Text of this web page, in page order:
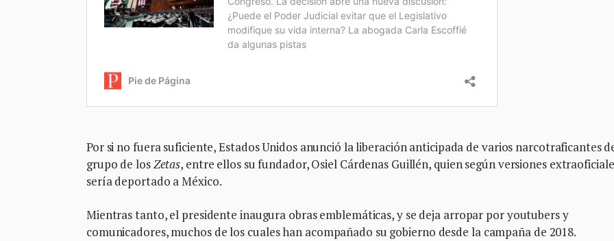
Por si no fuera suficiente, Estados Unidos anunció la liberación anticipada de varios narcotraficantes
grupo de losZetas, entre ellos su fundador, Osiel Cárdenas Guillén, quien según versiones
sería deportado a México.
Mientras tanto, el presidente inaugura obras emblemáticas, y se deja arropar por youtubers y
comunicadores, muchos de los cuales han acompañado su gobierno desde la campaña de 2018.